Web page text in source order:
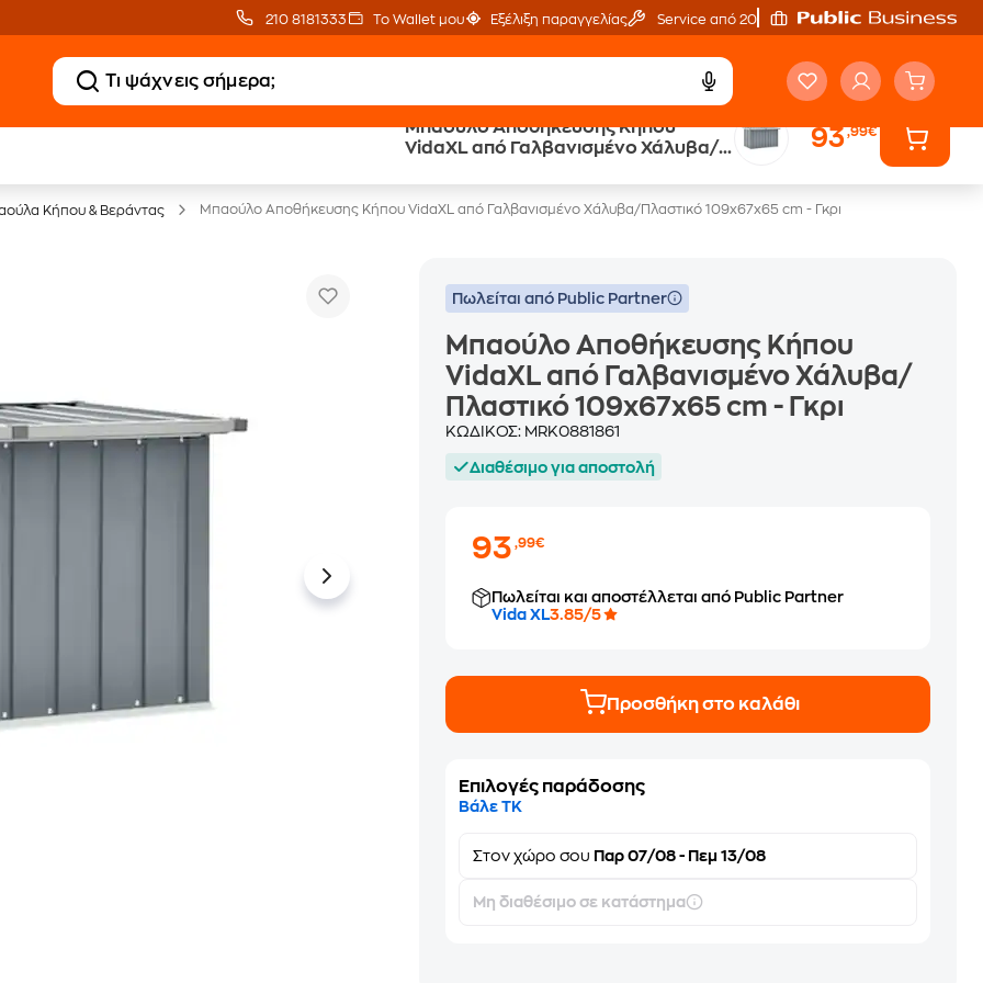
210 8181333 Το Wallet μου Εξέλιξη παραγγελίας Service από 20'
Μπαούλο Αποθήκευσης Κήπου
VidaXL από Γαλβανισμένο Χάλυβα/
93,99€
Κήπου & Βεράντας Μπαούλο Αποθήκευσης Κήπου VidaXL από Γαλβανισμένο Χάλυβα/Πλαστικό 109x67x65 cm - Γκρι
Πωλείται από Public Partner
Μπαούλο Αποθήκευσης Κήπου
VidaXL από Γαλβανισμένο Χάλυβα/
Πλαστικό 109x67x65 cm - Γκρι
ΚΩΔΙΚΟΣ: MRK0881861
Διαθέσιμο για αποστολή
93,99€
Πωλείται και αποστέλλεται από Public Partner
Vida XL3.85/5
Προσθήκη στο καλάθι
Επιλογές παράδοσης
Βάλε ΤΚ
Στονχώρο σου Παρ 07/08 - Πεμ 13/08
Μη διαθέσιμο σε κατάστημα